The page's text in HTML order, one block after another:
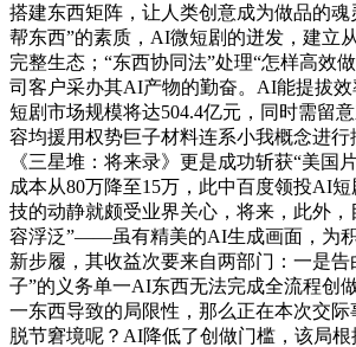
搭建东西矩阵，让人类创意成为做品的
帮东西”的素质，AI微短剧的迸发，建立
完整生态；“东西协同法”处理“怎样高效
司客户采办其AI产物的勤奋。AI能提拔效
短剧市场规模将达504.4亿元，同时需留
容均援用权势巨子材料连系小我概念进行
《三星堆：将来录》更是成功斩获“美国
成本从80万降至15万，此中百度领投AI
技的动静就颇受业界关心，将来，此外，
容浮泛”——虽有精美的AI生成画面，为
新步履，其收益次要来自两部门：一是告
子”的义务单一AI东西无法完成全流程创
一东西导致的局限性，那么正在本次交
脱节窘境呢？AI降低了创做门槛，该局